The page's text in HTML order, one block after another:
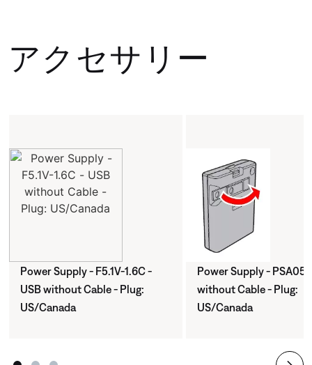
アクセサリー
Power Supply - F5.1V-1.6C -
USB without Cable - Plug:
US/Canada
Power Supply -
without Cable - Plug:
US/Canada